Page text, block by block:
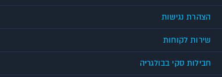
הצהרת נגישות
שירות לקוחות
חבילות סקי בבולגריה